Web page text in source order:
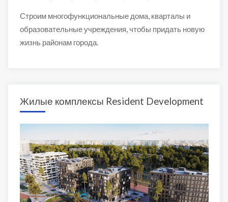
Строим многофункциональные дома, кварталы и
образовательные учреждения, чтобы придать новую
жизнь районам города.
Жилые комплексы Resident Development